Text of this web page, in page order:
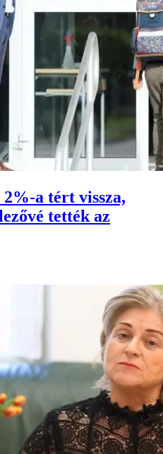
a tért vissza,
tették az